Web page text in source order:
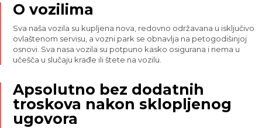
O vozilima
Sva naša vozila su kupljena nova, redovno održavana u isključivo
ovlaštenom servisu, a vozni park se obnavlja na petogodišinjoj
osnovi. Sva nasa vozila su potpuno kasko osigurana i nema u
učešča u slučaju krađe ili štete na vozilu.
Apsolutno bez dodatnih
troskova nakon sklopljenog
ugovora